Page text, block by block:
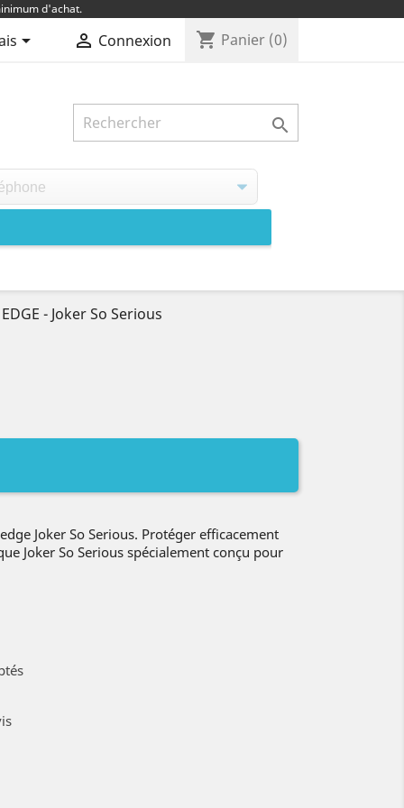
d'achat.
  Connexion shopping_cart Panier (0)

- Joker So Serious
Joker So Serious. Protéger efficacement
Joker So Serious spécialement conçu pour